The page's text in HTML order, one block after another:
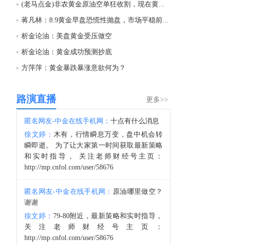
15:22:08
金十数据8月8日讯，美国联邦航空局7日通报，一架重型直升机当天在犹他州灭火时坠毁，机上两人生死未卜。另外，在俄勒冈州，一名推土机操作员在野火中丧生。（央视新闻）
14:52:39
利比亚扎维亚炼油厂：周六无人机袭击了一个未处理的石脑油罐，导致泄漏，目前情况已得到控制。
(老马点金)非农黄金原油空单狂收割，现在黄金1740空。
蒋凡林：8.9黄金早盘恐慌性抛盘，市场平稳前多看少动
析金论油：美盘黄金受压做空
析金论油：黄金成功预测抄底
方萍萍：黄金暴跌暴涨意欲何为？
更多>>
路演直播
匿名网友-中金在线手机网： 十点有什么消息
徐文婷： 木有，行情瞬息万变，盘中机会转
瞬即逝。 为了让大家第一时间获取最新策略
和实时指导， 关注老师财经号主页：
http://mp.cnfol.com/user/58676
匿名网友-中金在线手机网： 原油哪里做空？
谢谢
徐文婷： 79-80附近，最新策略和实时指导，
关注老师财经号主页：
http://mp.cnfol.com/user/58676